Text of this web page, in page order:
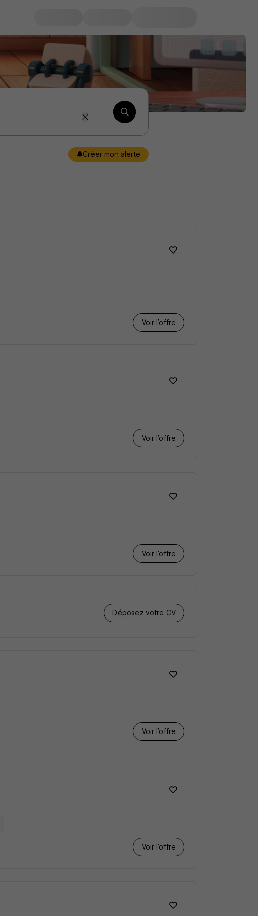
Créer mon alerte
Voir l’offre
Voir l’offre
Voir l’offre
Déposez votre CV
Voir l’offre
Voir l’offre